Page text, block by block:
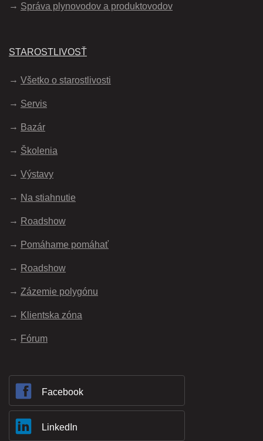
Správa plynovodov a produktovodov
STAROSTLIVOSŤ
Všetko o starostlivosti
Servis
Bazár
Školenia
Výstavy
Na stiahnutie
Roadshow
Pomáhame pomáhať
Roadshow
Zázemie polygónu
Klientska zóna
Fórum
Facebook
LinkedIn